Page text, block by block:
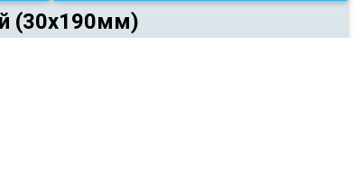
(30х190мм)